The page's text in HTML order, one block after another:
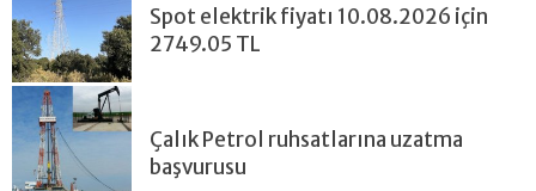
Spot elektrik fiyatı 10.08.2026 için
2749.05 TL
Çalık Petrol ruhsatlarına uzatma
başvurusu